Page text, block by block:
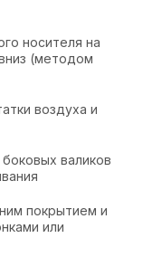
носителя на
(методом
воздуха и
валиков
покрытием и
или